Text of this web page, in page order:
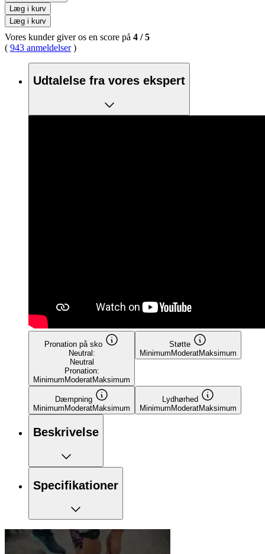
Læg i kurv
Læg i kurv
Vores kunder giver os en score på 4 /5
( 943 anmeldelser)
Udtalelse fra vores ekspert
Pronation på sko
Neutral:
Neutral
Pronation:
Minimum ModeratMaksimum
Støtte
Minimum ModeratMaksimum
Dæmpning
Minimum ModeratMaksimum
Lydhørhed
Minimum ModeratMaksimum
Beskrivelse
Specifikationer